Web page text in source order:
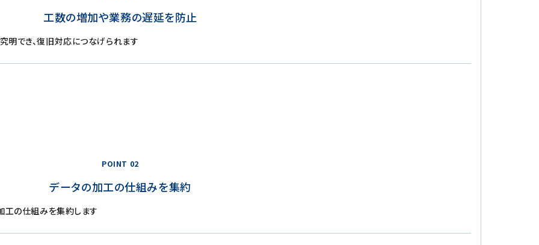
工数の増加や業務の遅延を防止
明でき、復旧対応につなげられます
POINT 02
データの加工の仕組みを集約
工の仕組みを集約します